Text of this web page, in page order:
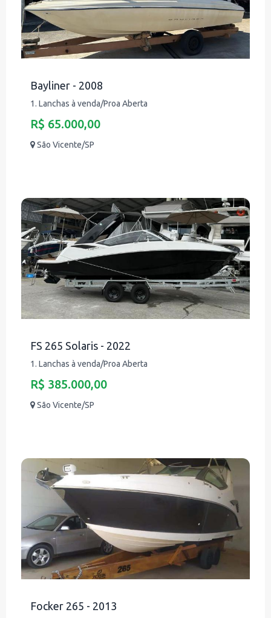
Bayliner - 2008
1. Lanchas à venda/Proa Aberta
R$ 65.000,00
São Vicente/SP
FS 265 Solaris - 2022
1. Lanchas à venda/Proa Aberta
R$ 385.000,00
São Vicente/SP
Focker 265 - 2013